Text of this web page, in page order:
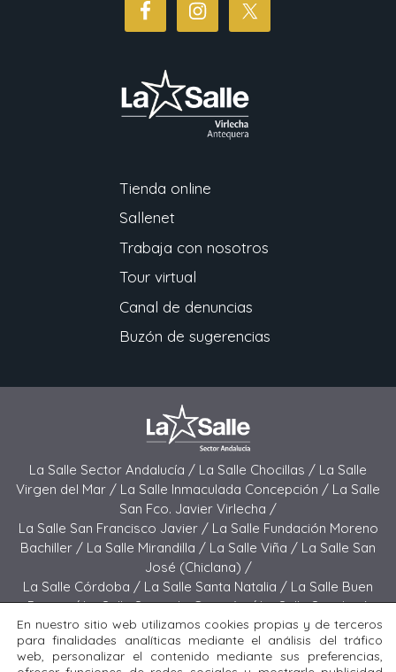
Tienda online
Sallenet
Trabaja con nosotros
Tour virtual
Canal de denuncias
Buzón de sugerencias
La Salle Sector Andalucía / La Salle Chocillas / La Salle
Virgen del Mar / La Salle Inmaculada Concepción / La Salle
San Fco. Javier Virlecha /
La Salle San Francisco Javier / La Salle Fundación Moreno
Bachiller / La Salle Mirandilla / La Salle Viña / La Salle San
José (Chiclana) /
La Salle Córdoba / La Salle Santa Natalia / La Salle Buen
Pastor /La Salle Sagrado Corazón /La Salle San José
(Jerez) / La Salle El Carmen (Melilla) /
La Salle Buen Consejo /La Salle El Carmen (San Fernando) /
La Salle San Francisco /La Salle Felipe Benito /La Salle La
En nuestro sitio web utilizamos cookies propias y de terceros
para finalidades analíticas mediante el análisis del tráfico
web, personalizar el contenido mediante sus preferencias,